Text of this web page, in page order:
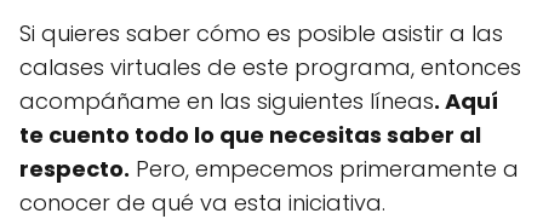
Si quieres saber cómo es posible asistir a las
calases virtuales de este programa, entonces
acompáñame en las siguientes líneas. Aquí
te cuento todo lo que necesitas saber al
respecto. Pero, empecemos primeramente a
conocer de qué va esta iniciativa.